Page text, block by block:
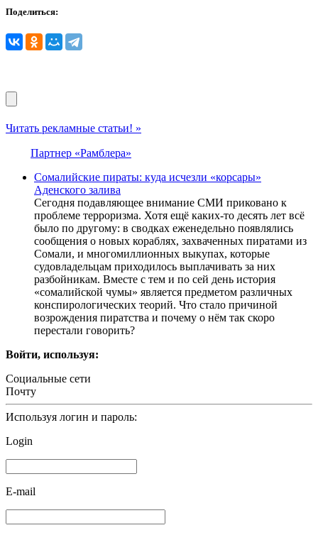
Поделиться:
Читать рекламные статьи! »
Партнер «Рамблера»
Сомалийские пираты: куда исчезли «корсары»
Аденского залива
Сегодня подавляющее внимание СМИ приковано к
проблеме терроризма. Хотя ещё каких-то десять лет всё
было по другому: в сводках еженедельно появлялись
сообщения о новых кораблях, захваченных пиратами из
Сомали, и многомиллионных выкупах, которые
судовладельцам приходилось выплачивать за них
разбойникам. Вместе с тем и по сей день история
«сомалийской чумы» является предметом различных
конспирологических теорий. Что стало причиной
возрождения пиратства и почему о нём так скоро
перестали говорить?
Войти, используя:
Социальные сети
Почту
Используя логин и пароль:
Login
E-mail